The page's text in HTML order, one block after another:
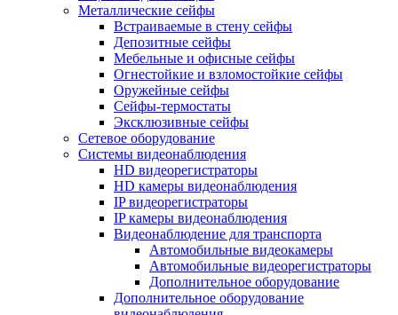
Металлические сейфы
Встраиваемые в стену сейфы
Депозитные сейфы
Мебельные и офисные сейфы
Огнестойкие и взломостойкие сейфы
Оружейные сейфы
Сейфы-термостаты
Эксклюзивные сейфы
Сетевое оборудование
Системы видеонаблюдения
HD видеорегистраторы
HD камеры видеонаблюдения
IP видеорегистраторы
IP камеры видеонаблюдения
Видеонаблюдение для транспорта
Автомобильные видеокамеры
Автомобильные видеорегистраторы
Дополнительное оборудование
Дополнительное оборудование